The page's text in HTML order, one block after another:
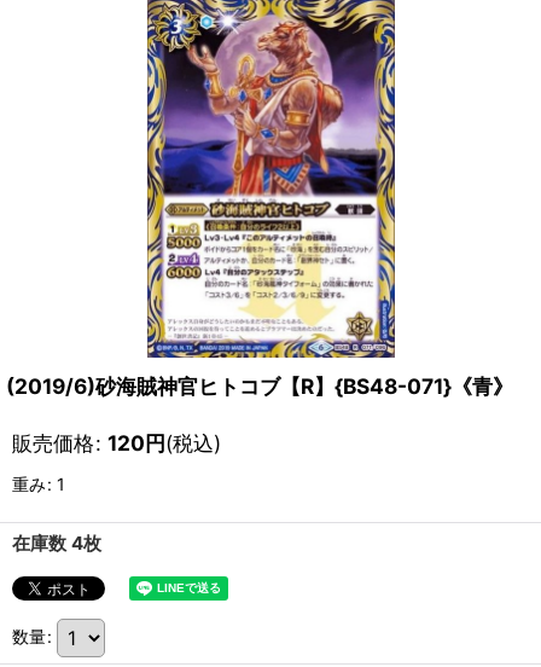
(2019/6)砂海賊神官ヒトコブ【R】{BS48-071}《青》
販売価格: 120円(税込)
重み: 1
在庫数 4枚
数量: